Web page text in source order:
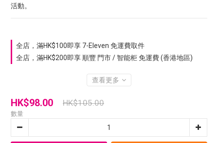
活動。
全店，滿HK$100即享 7-Eleven 免運費取件
全店，滿HK$200即享 順豐 門市 / 智能柜 免運費 (香港地區)
查看更多
HK$98.00 HK$105.00
數量